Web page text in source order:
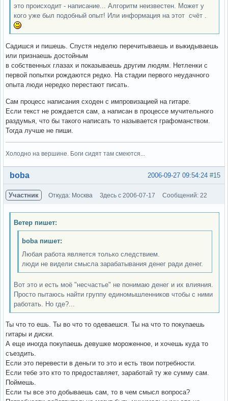
это происходит - написание... Алгоритм неизвестен. Может у
кого уже был подобный опыт! Или информация на этот счёт .
Садишся и пишешь. Спустя неделю перечитываешь и выкидываешь
или признаешь достойным
в собственных глазах и показываешь другим людям. Нетленки с
первой попытки рождаются редко. На стадии первого неудачного
опыта люди нередко перестают писать.
Сам процесс написания сходен с импровизацией на гитаре.
Если текст не рождается сам, а написан в процессе мучительного
раздумья, что бы такого написать то называется графоманством.
Тогда лучше не пиши.
Холодно на вершине. Боги сидят там смеются...
Вне форума #15
2006-09-27 09:54:24
boba
Участник Откуда: Москва Здесь с 2006-07-17 Сообщений: 22
Ветер пишет:
boba пишет:
Любая работа является только следствием.
люди не видели смысла зарабатывания денег ради денег.
Вот это и есть моё "несчастье" не понимаю денег и их влияния.
Просто пытаюсь найти группу единомышленников чтобы с ними
работать. Но где?...
Ты что то ешь. Ты во что то одеваешся. Ты на что то покупаешь
гитары и диски.
А еще иногда покупаешь девушке мороженное, и хочешь куда то
съездить.
Если это перевести в деньги то это и есть твои потребности.
Если тебе это кто то предоставляет, заработай ту же сумму сам.
Поймешь.
Если ты все это добываешь сам, то в чем смысл вопроса?